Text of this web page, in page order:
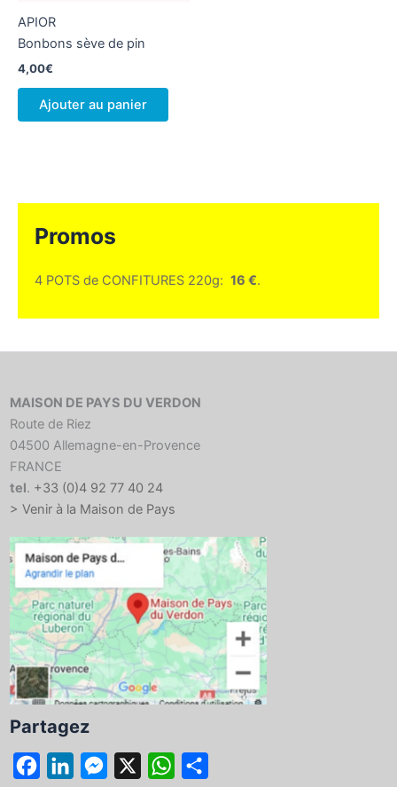
APIOR
Bonbons sève de pin
4,00€
Ajouter au panier
Promos
4 POTS de CONFITURES 220g: 16 €.
MAISON DE PAYS DU VERDON
Route de Riez
04500 Allemagne-en-Provence
FRANCE
tel. +33 (0)4 92 77 40 24
> Venir à la Maison de Pays
Partagez
W